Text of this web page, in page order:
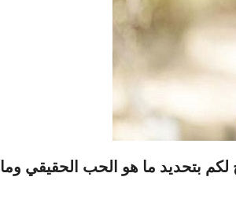
بتحديد ما هو الحب الحقيقي وما